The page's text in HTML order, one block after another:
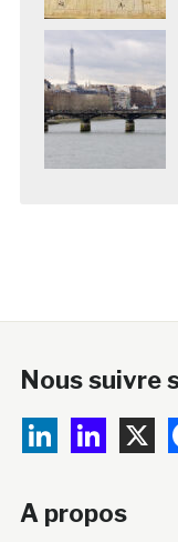
Nous suivre
A propos